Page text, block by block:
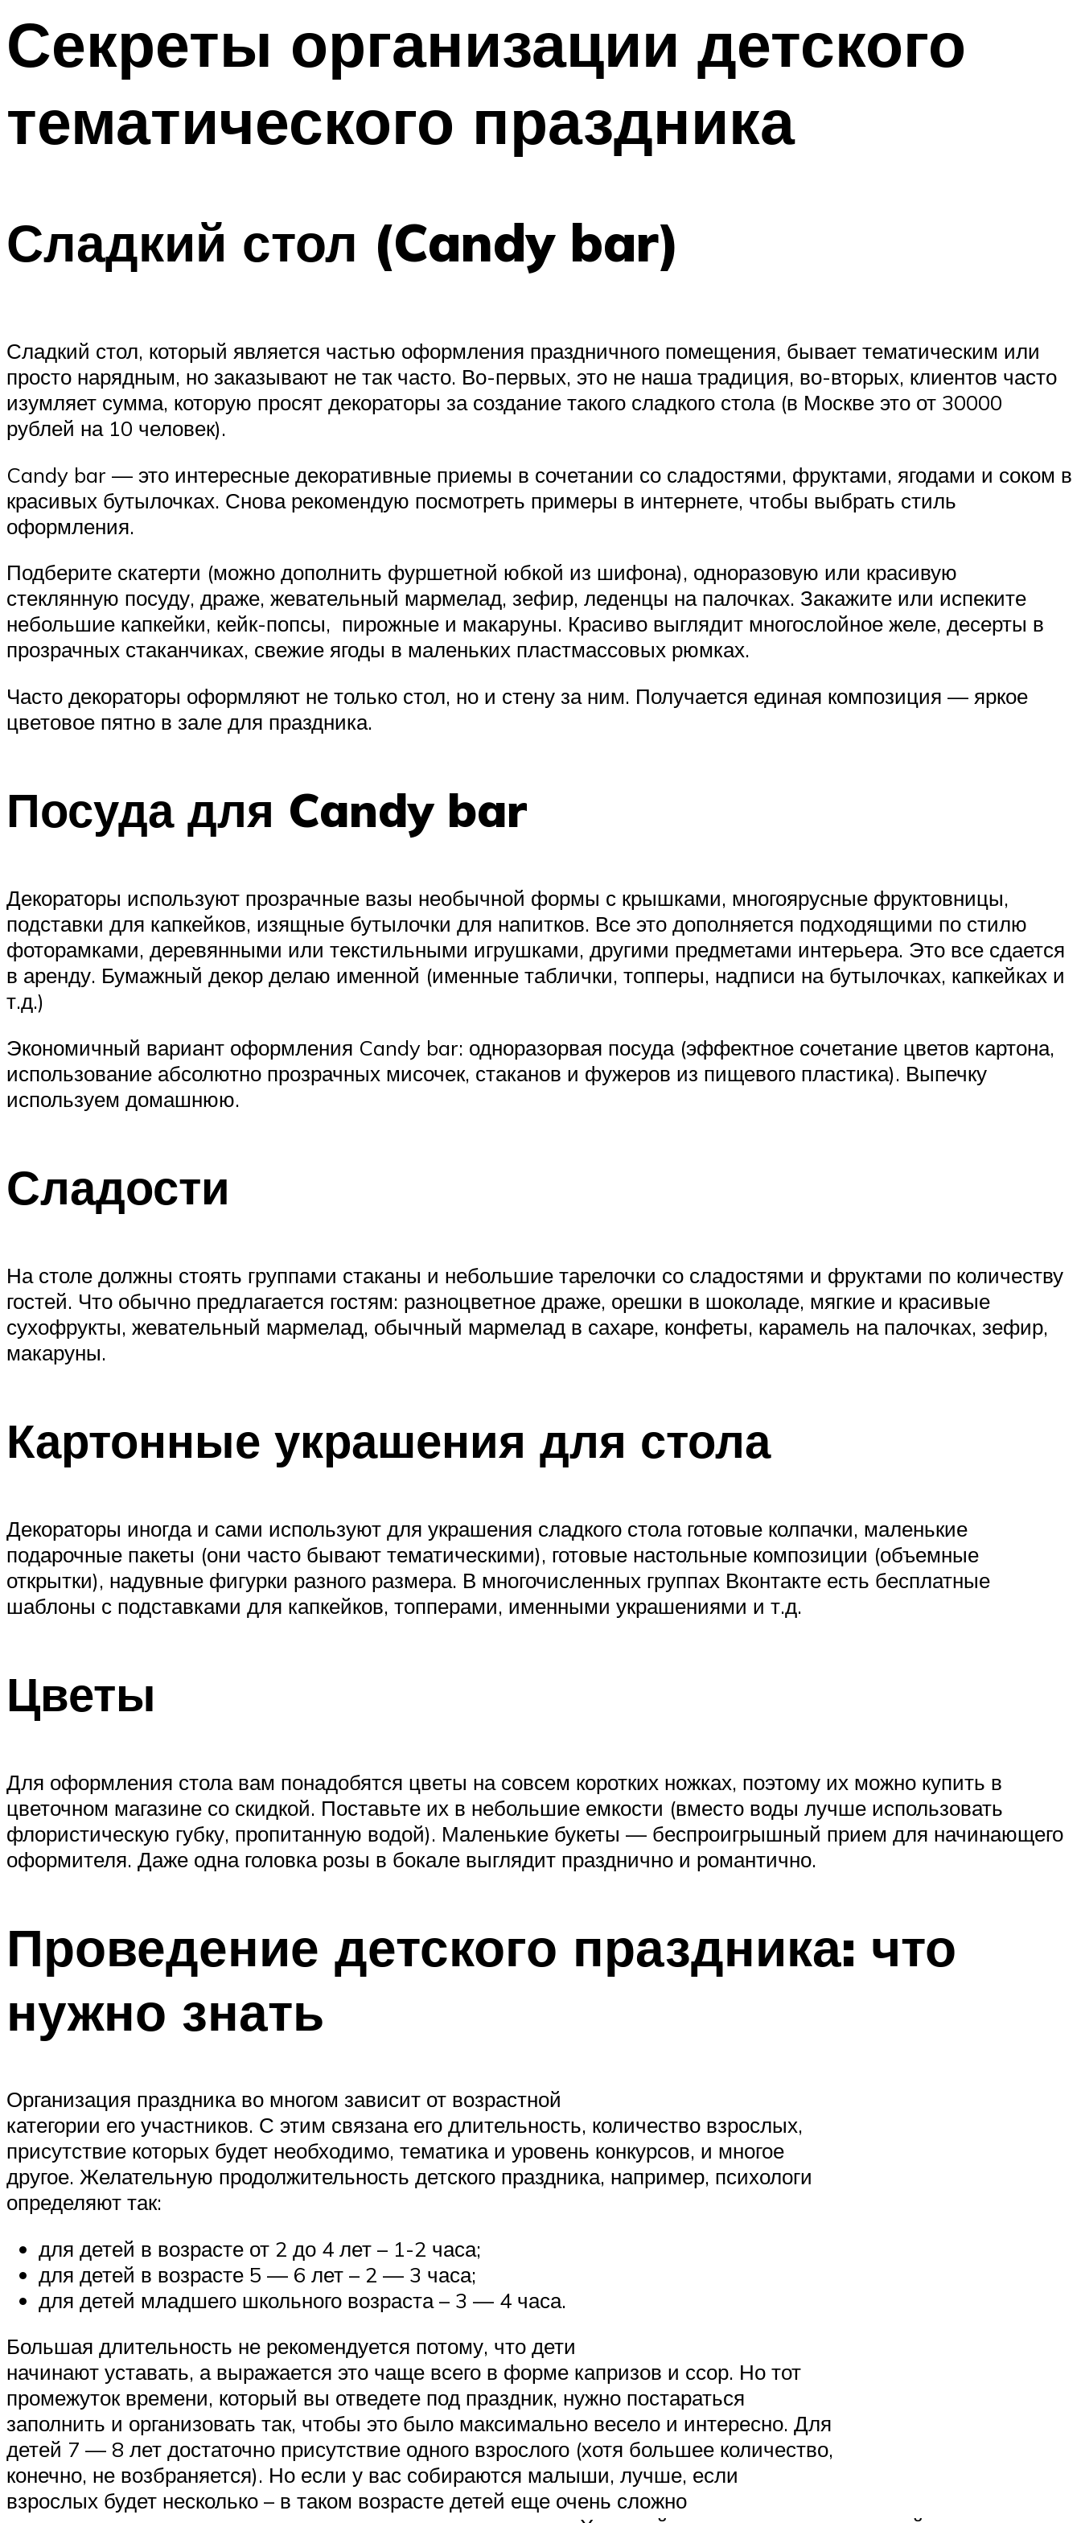
Меню
Секреты организации детского
тематического праздника
Сладкий стол (Candy bar)
Сладкий стол, который является частью оформления праздничного помещения, бывает тематическим или
просто нарядным, но заказывают не так часто. Во-первых, это не наша традиция, во-вторых, клиентов часто
изумляет сумма, которую просят декораторы за создание такого сладкого стола (в Москве это от 30000
рублей на 10 человек).
Candy bar — это интересные декоративные приемы в сочетании со сладостями, фруктами, ягодами и соком в
красивых бутылочках. Снова рекомендую посмотреть примеры в интернете, чтобы выбрать стиль
оформления.
Подберите скатерти (можно дополнить фуршетной юбкой из шифона), одноразовую или красивую
стеклянную посуду, драже, жевательный мармелад, зефир, леденцы на палочках. Закажите или испеките
небольшие капкейки, кейк-попсы, пирожные и макаруны. Красиво выглядит многослойное желе, десерты в
прозрачных стаканчиках, свежие ягоды в маленьких пластмассовых рюмках.
Часто декораторы оформляют не только стол, но и стену за ним. Получается единая композиция — яркое
цветовое пятно в зале для праздника.
Посуда для Candy bar
Декораторы используют прозрачные вазы необычной формы с крышками, многоярусные фруктовницы,
подставки для капкейков, изящные бутылочки для напитков. Все это дополняется подходящими по стилю
фоторамками, деревянными или текстильными игрушками, другими предметами интерьера. Это все сдается
в аренду. Бумажный декор делаю именной (именные таблички, топперы, надписи на бутылочках, капкейках и
т.д.)
Экономичный вариант оформления Candy bar: одноразорвая посуда (эффектное сочетание цветов картона,
использование абсолютно прозрачных мисочек, стаканов и фужеров из пищевого пластика). Выпечку
используем домашнюю.
Сладости
На столе должны стоять группами стаканы и небольшие тарелочки со сладостями и фруктами по количеству
гостей. Что обычно предлагается гостям: разноцветное драже, орешки в шоколаде, мягкие и красивые
сухофрукты, жевательный мармелад, обычный мармелад в сахаре, конфеты, карамель на палочках, зефир,
макаруны.
Картонные украшения для стола
Декораторы иногда и сами используют для украшения сладкого стола готовые колпачки, маленькие
подарочные пакеты (они часто бывают тематическими), готовые настольные композиции (объемные
открытки), надувные фигурки разного размера. В многочисленных группах Вконтакте есть бесплатные
шаблоны с подставками для капкейков, топперами, именными украшениями и т.д.
Цветы
Для оформления стола вам понадобятся цветы на совсем коротких ножках, поэтому их можно купить в
цветочном магазине со скидкой. Поставьте их в небольшие емкости (вместо воды лучше использовать
флористическую губку, пропитанную водой). Маленькие букеты — беспроигрышный прием для начинающего
оформителя. Даже одна головка розы в бокале выглядит празднично и романтично.
Проведение детского праздника: что
нужно знать
Организация праздника во многом зависит от возрастной
категории его участников. С этим связана его длительность, количество взрослых,
присутствие которых будет необходимо, тематика и уровень конкурсов, и многое
другое. Желательную продолжительность детского праздника, например, психологи
определяют так:
для детей в возрасте от 2 до 4 лет – 1-2 часа;
для детей в возрасте 5 — 6 лет – 2 — 3 часа;
для детей младшего школьного возраста – 3 — 4 часа.
Большая длительность не рекомендуется потому, что дети
начинают уставать, а выражается это чаще всего в форме капризов и ссор. Но тот
промежуток времени, который вы отведете под праздник, нужно постараться
заполнить и организовать так, чтобы это было максимально весело и интересно. Для
детей 7 — 8 лет достаточно присутствие одного взрослого (хотя большее количество,
конечно, не возбраняется). Но если у вас собираются малыши, лучше, если
взрослых будет несколько – в таком возрасте детей еще очень сложно